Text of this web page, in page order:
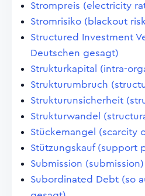
Strompreis (electricity
Stromrisiko (blackout
Structured Investment
Deutschen gesagt)
Strukturkapital (intra-
Strukturumbruch
Strukturunsicherheit
Strukturwandel
Stückemangel (scarcity
Stützungskauf (support
Submission (submission)
Subordinated Debt (so